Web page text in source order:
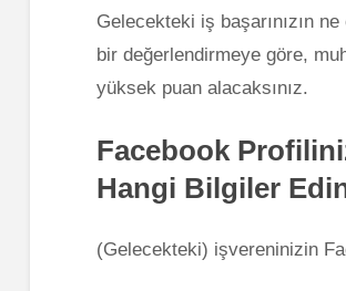
Gelecekteki iş başarınızın
bir değerlendirmeye göre,
yüksek puan alacaksınız.
Facebook
Hangi Bilgiler
(Gelecekteki) işvereninizin